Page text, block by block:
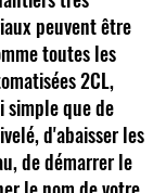
peuvent être
toutes les
2CL,
que de
d'abaisser les
de démarrer le